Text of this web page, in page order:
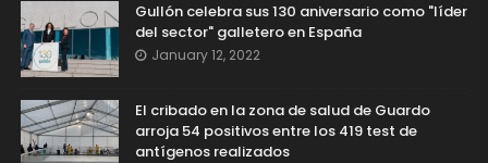
Gullón celebra sus 130 aniversario como "líder
del sector" galletero en España
January 12, 2022
El cribado en la zona de salud de Guardo
arroja 54 positivos entre los 419 test de
antígenos realizados